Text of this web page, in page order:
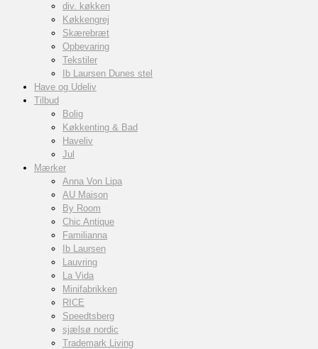
div. køkken
Køkkengrej
Skærebræt
Opbevaring
Tekstiler
Ib Laursen Dunes stel
Have og Udeliv
Tilbud
Bolig
Køkkenting & Bad
Haveliv
Jul
Mærker
Anna Von Lipa
AU Maison
By Room
Chic Antique
Familianna
Ib Laursen
Lauvring
La Vida
Minifabrikken
RICE
Speedtsberg
sjælsø nordic
Trademark Living